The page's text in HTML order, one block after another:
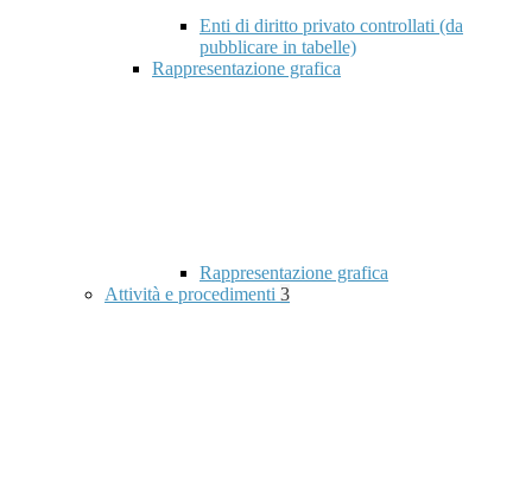
Enti di diritto privato controllati (da
pubblicare in tabelle)
Rappresentazione grafica
Rappresentazione grafica
Attività e procedimenti 3